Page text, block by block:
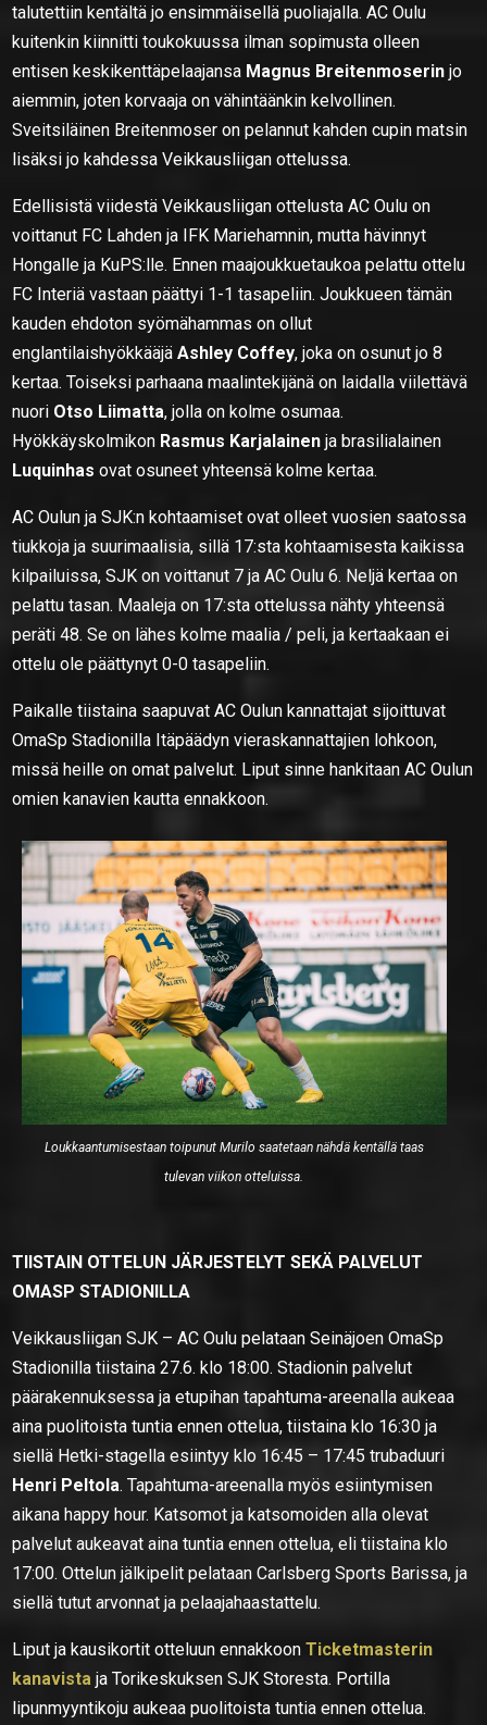
talutettiin kentältä jo ensimmäisellä puoliajalla. AC Oulu
kuitenkin kiinnitti toukokuussa ilman sopimusta olleen
entisen keskikenttäpelaajansa Magnus Breitenmoserin jo
aiemmin, joten korvaaja on vähintäänkin kelvollinen.
Sveitsiläinen Breitenmoser on pelannut kahden cupin matsin
lisäksi jo kahdessa Veikkausliigan ottelussa.
Edellisistä viidestä Veikkausliigan ottelusta AC Oulu on
voittanut FC Lahden ja IFK Mariehamnin, mutta hävinnyt
Hongalle ja KuPS:lle. Ennen maajoukkuetaukoa pelattu ottelu
FC Interiä vastaan päättyi 1-1 tasapeliin. Joukkueen tämän
kauden ehdoton syömähammas on ollut
englantilaishyökkääjäAshley Coffey, joka on osunut jo 8
kertaa. Toiseksi parhaana maalintekijänä on laidalla viilettävä
nuori Otso Liimatta, jolla on kolme osumaa.
Hyökkäyskolmikon Rasmus Karjalainen ja brasilialainen
Luquinhas ovat osuneet yhteensä kolme kertaa.
AC Oulun ja SJK:n kohtaamiset ovat olleet vuosien saatossa
tiukkoja ja suurimaalisia, sillä 17:sta kohtaamisesta kaikissa
kilpailuissa, SJK on voittanut 7 ja AC Oulu 6. Neljä kertaa on
pelattu tasan. Maaleja on 17:sta ottelussa nähty yhteensä
peräti 48. Se on lähes kolme maalia / peli, ja kertaakaan ei
ottelu ole päättynyt 0-0 tasapeliin.
Paikalle tiistaina saapuvat AC Oulun kannattajat sijoittuvat
OmaSp Stadionilla Itäpäädyn vieraskannattajien lohkoon,
missä heille on omat palvelut. Liput sinne hankitaan AC Oulun
omien kanavien kautta ennakkoon.
Loukkaantumisestaan toipunut Murilo saatetaan nähdä kentällä taas
tulevan viikon otteluissa.
TIISTAIN OTTELUN JÄRJESTELYT SEKÄ PALVELUT
OMASP STADIONILLA
Veikkausliigan SJK – AC Oulu pelataan Seinäjoen OmaSp
Stadionilla tiistaina 27.6. klo 18:00. Stadionin palvelut
päärakennuksessa ja etupihan tapahtuma-areenalla aukeaa
aina puolitoista tuntia ennen ottelua, tiistaina klo 16:30 ja
siellä Hetki-stagella esiintyy klo 16:45 – 17:45 trubaduuri
Henri Peltola. Tapahtuma-areenalla myös esiintymisen
aikana happy hour. Katsomot ja katsomoiden alla olevat
palvelut aukeavat aina tuntia ennen ottelua, eli tiistaina klo
17:00. Ottelun jälkipelit pelataan Carlsberg Sports Barissa, ja
siellä tutut arvonnat ja pelaajahaastattelu.
Liput ja kausikortit otteluun ennakkoonTicketmasterin
kanavista ja Torikeskuksen SJK Storesta. Portilla
lipunmyyntikoju aukeaa puolitoista tuntia ennen ottelua.